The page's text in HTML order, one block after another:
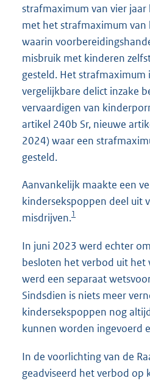
strafmaximum van vier
met het strafmaximum van
waarin
misbruik met kinderen
gesteld. Het
vergelijkbare delict inzake
vervaardigen van
artikel 240b Sr, nieuwe
2024) waar een
gesteld.
Aanvankelijk maakte een
kindersekspoppen deel uit
misdrijven.1
In juni 2023 werd echter
besloten het verbod uit het
werd een separaat
Sindsdien is niets meer
kindersekspoppen nog
kunnen worden ingevoerd
In de voorlichting van de
geadviseerd het verbod op